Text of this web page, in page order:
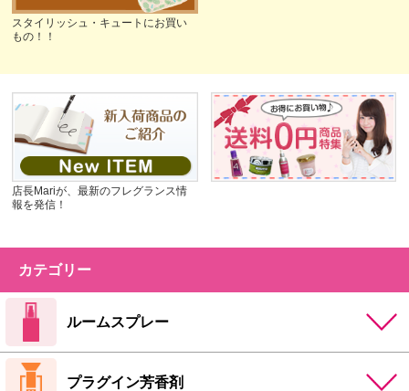
スタイリッシュ・キュートにお買い
もの！！
店長Mariが、最新のフレグランス情
報を発信！
カテゴリー
ルームスプレー
プラグイン芳香剤